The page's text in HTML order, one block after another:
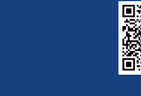
零件表面性能有很大的变化。